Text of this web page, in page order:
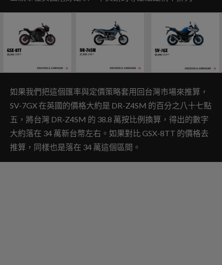
如果我們把這個匯率與定價策略套用回台灣市場來推算，
SV-7GX 在英國的價格大約是 DR-Z4SM 的百分之八十七點
五，將台灣 DR-Z4SM 的 38.8 萬按比例換算，得出的數字
大約落在 34 萬新台幣左右。如果對比 GSX-8TT 的價格去
推算，同樣也是落在 34 萬這個區間。